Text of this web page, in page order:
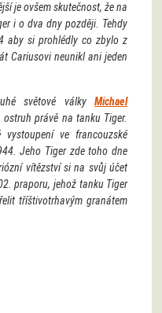
je ovšem skutečnost, že na
i o dva dny později. Tehdy
aby si prohlédly co zbylo z
Cariusovi neunikl ani jeden
světové válkyMichael
právě na tanku Tiger.
ve francouzské
Jeho Tiger zde toho dne
vítězství si na svůj účet
praporu, jehož tanku Tiger
tříštivotrhavým granátem